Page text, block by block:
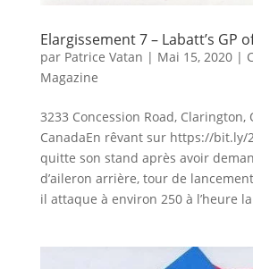
Elargissement 7 – Labatt’s GP
par Patrice Vatan | Mai 15, 2020|
Magazine
3233 Concession Road, Clarington,
CanadaEn rêvant sur https://bit.ly/
quitte son stand après avoir
d’aileron arrière, tour de
il attaque à environ 250 à l’heure